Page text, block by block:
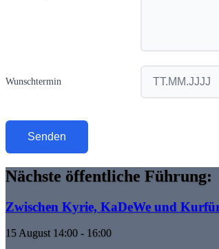
Wunschtermin
Nächste öffentliche Führung:
Zwischen Kyrie, KaDeWe und
Event time:
15 August 14:00 - 16:00